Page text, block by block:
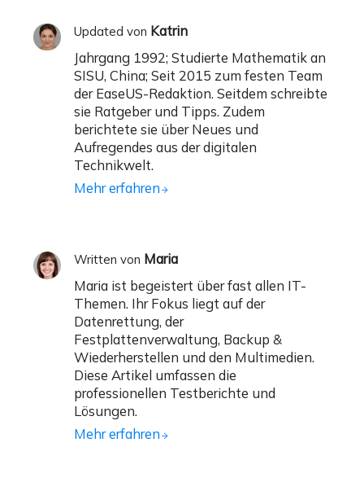
Updated von Katrin
Jahrgang 1992; Studierte Mathematik an
SISU, China; Seit 2015 zum festen Team
der EaseUS-Redaktion. Seitdem schreibte
sie Ratgeber und Tipps. Zudem
berichtete sie über Neues und
Aufregendes aus der digitalen
Technikwelt.
Mehr erfahren
Written von Maria
Maria ist begeistert über fast allen IT-
Themen. Ihr Fokus liegt auf der
Datenrettung, der
Festplattenverwaltung, Backup &
Wiederherstellen und den Multimedien.
Diese Artikel umfassen die
professionellen Testberichte und
Lösungen.
Mehr erfahren